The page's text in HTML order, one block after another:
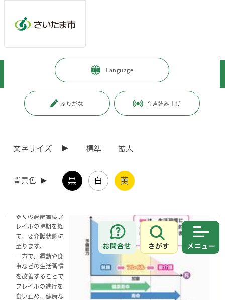
Language
ふりがな 音声読み上げ
文字サイズ 標準 拡大
背景色 黒 白 黄
お問合せ
さがす
人生のできごと > 高齢・介護
こころと身体の健康のために
フレイルってなに？今こそフレイル予防！
更新日付：2026年2月9日 / ページ番号：C072660
多くの高齢者はフ
レイルの時期を経
て、要介護状態に
至ります。
一方で、運動や食
事などの生活習慣
を改善することで
フレイルの進行を
食い止め、健康な